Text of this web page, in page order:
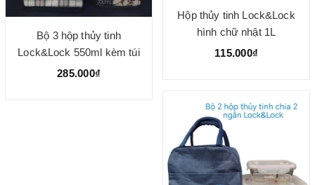
Bộ 3 hộp thủy tinh
Lock&Lock 550ml kèm túi
giữ nhiệt
285.000₫
Hộp thủy tinh Lock&Lock
hình chữ nhật 1L
115.000₫